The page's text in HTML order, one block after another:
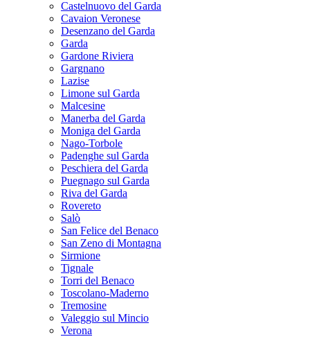
Castelnuovo del Garda
Cavaion Veronese
Desenzano del Garda
Garda
Gardone Riviera
Gargnano
Lazise
Limone sul Garda
Malcesine
Manerba del Garda
Moniga del Garda
Nago-Torbole
Padenghe sul Garda
Peschiera del Garda
Puegnago sul Garda
Riva del Garda
Rovereto
Salò
San Felice del Benaco
San Zeno di Montagna
Sirmione
Tignale
Torri del Benaco
Toscolano-Maderno
Tremosine
Valeggio sul Mincio
Verona